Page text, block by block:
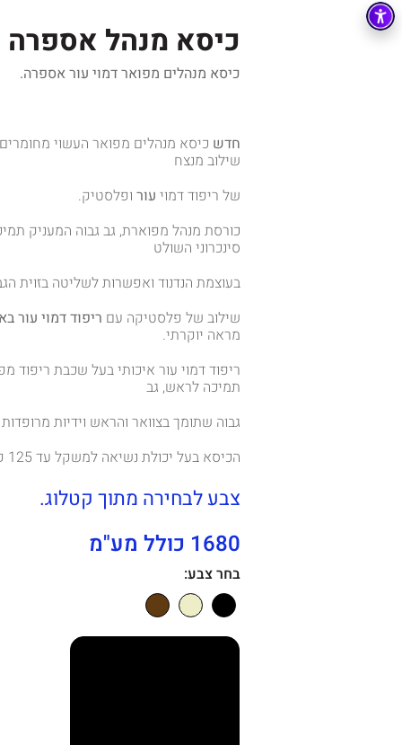
כיסא מנהל אספרה
כיסא מנהלים מפואר דמוי עור אספרה.
חדש כיסא מנהלים מפואר העשוי
שילוב מנצח
של ריפוד דמוי עורופלסטיק.
כורסת מנהל מפוארת, גב גבוה המעניק
סינכרוני השולט
בעוצמת הנדנוד ואפשרות לשליטה בזוית
שילוב של פלסטיקה עם ריפוד דמוי עור
מראה יוקרתי.
ריפוד דמוי עור איכותי בעל שכבת ריפוד
תמיכה לראש, גב
גבוה שתומך בצוואר והראש וידיות מרופדות
הכיסא בעל יכולת נשיאה למשקל עד 125 ק"ג .
צבע לבחירה מתוך קטלוג.
1680 כולל מע"מ
בחר צבע: